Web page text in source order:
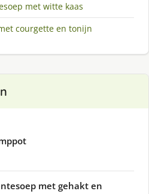
met witte kaas
courgette en tonijn
met gehakt en